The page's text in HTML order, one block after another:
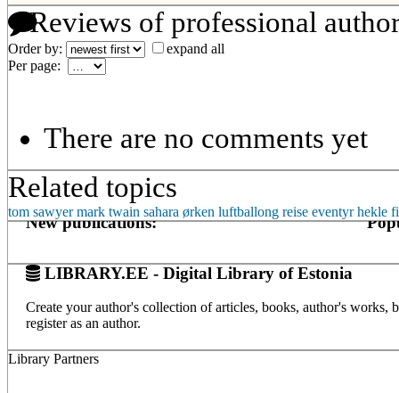
Reviews of professional
Order by:
expand all
Per page:
There are no comments yet
Related topics
tom sawyer mark twain sahara ørken luftballong reise eventyr hekle
New publications:
LIBRARY.EE - Digital Library of Estonia
Create your author's collection of articles, books, author's
register as an author.
Library Partners